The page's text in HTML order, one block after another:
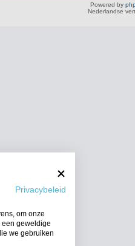
Powered by
Nederlandse
Privacybeleid
om onze
geweldige
we gebruiken